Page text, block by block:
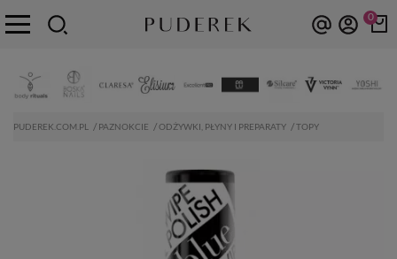
0
PUDEREK.COM.PL PAZNOKCIE ODŻYWKI, PŁYNY I PREPARATY TOPY